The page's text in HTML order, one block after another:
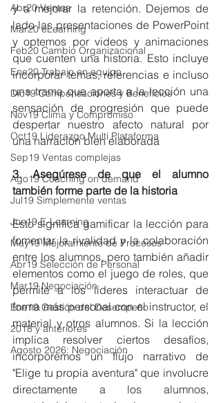
Abr20 Ventas
Mar20 eLearning
Feb20 Cambio Organizacional
Ene20 Trabajo en equipo
Dic19 Compensaciones y Beneficios
Nov19 Clima y Compromiso
Oct19 Liderazgo Multi Plataforma
Sep19 Ventas complejas
Ago19 Coaching on demand
Jul19 Simplemente ventas
Jun19 E-Learning
May19 Mejoramiento de Procesos
Abr19 Selección de Personal
Mar19 Negociación
Ene19 Gestión del Desempeño
2018 y anteriores
Agosto 2026: Negociación
y a mejorar la retención. Dejemos de
lado las presentaciones de PowerPoint
y optemos por videos y animaciones
que cuenten una historia. Esto incluye
incorporar temas, referencias e incluso
una trama que aporta a la lección una
sensación de progresión que puede
despertar nuestro afecto natural por
una narración bien elaborada
3. Asegúrese de que el alumno
también forme parte de la historia
Esto significa gamificar la lección para
fomentar la rivalidad y la colaboración
entre los alumnos, pero también añadir
elementos como el juego de roles, que
permite a los líderes interactuar de
forma más personal con el instructor, el
material y otros alumnos. Si la lección
implica resolver ciertos desafíos,
incorporemos un flujo narrativo de
"Elige tu propia aventura" que involucre
directamente a los alumnos,